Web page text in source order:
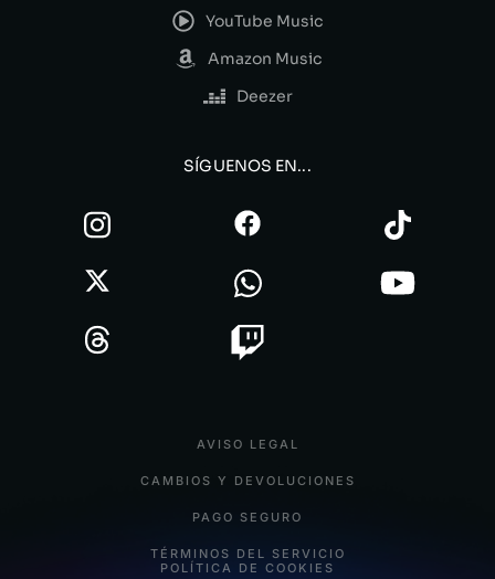
YouTube Music
Amazon Music
Deezer
SÍGUENOS EN...
AVISO LEGAL
CAMBIOS Y DEVOLUCIONES
PAGO SEGURO
TÉRMINOS DEL SERVICIO
POLÍTICA DE COOKIES